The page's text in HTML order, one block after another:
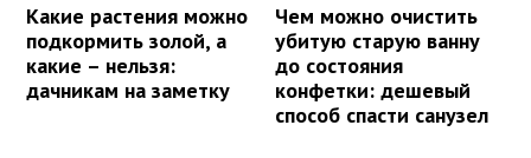
Какие растения можно
подкормить золой, а
какие – нельзя:
дачникам на заметку
Чем можно очистить
убитую старую ванну
до состояния
конфетки: дешевый
способ спасти санузел